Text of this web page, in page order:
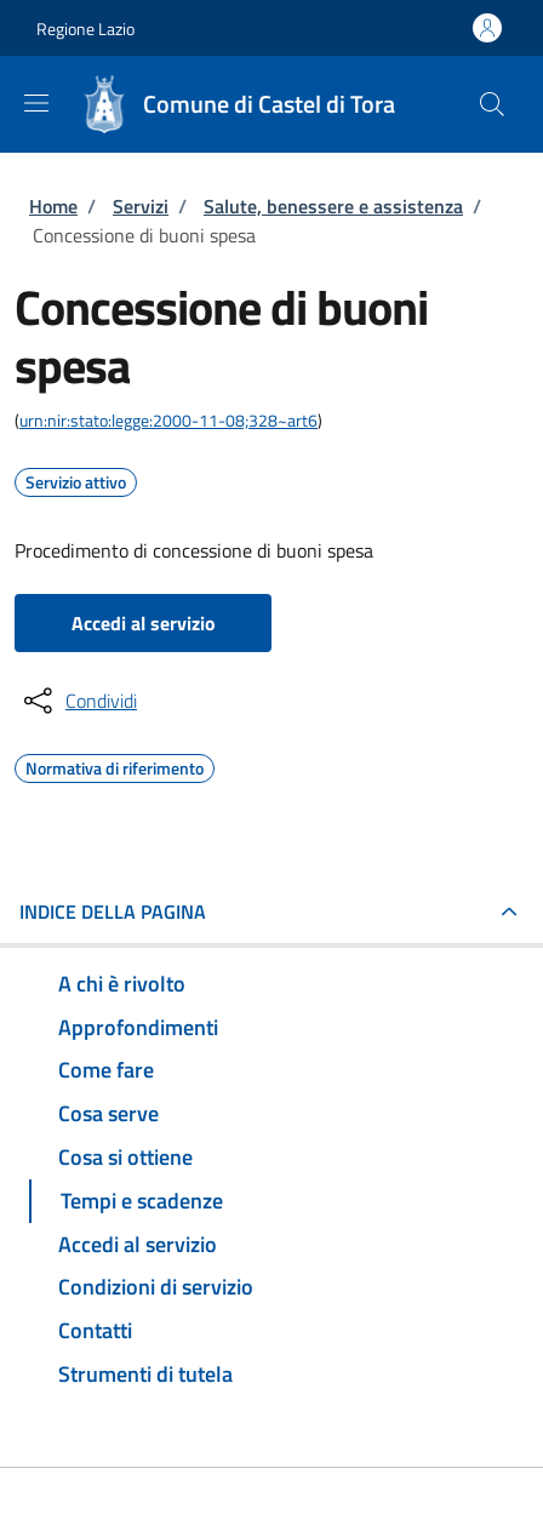
Regione Lazio
Comune di Castel di Tora
Briciole di pane
Home / Servizi / Salute, benessere e assistenza /
Concessione di buoni spesa
Concessione di buoni
spesa
(urn:nir:stato:legge:2000-11-08;328~art6)
Servizio attivo
Procedimento di concessione di buoni spesa
Accedi al servizio
Condividi
Normativa di riferimento
INDICE DELLA PAGINA
A chi è rivolto
Approfondimenti
Come fare
Cosa serve
Cosa si ottiene
Tempi e scadenze
Accedi al servizio
Condizioni di servizio
Contatti
Strumenti di tutela